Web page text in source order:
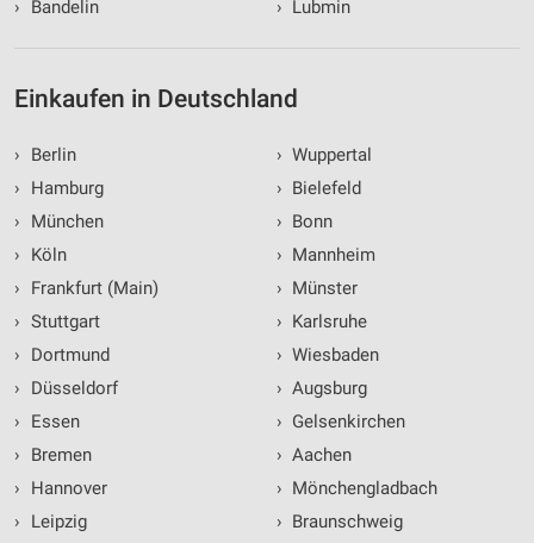
›
Bandelin
› Lubmin
Einkaufen in Deutschland
›
Berlin
›
Hamburg
›
München
›
Köln
›
Frankfurt (Main)
› Stuttgart
›
Dortmund
›
Düsseldorf
›
Essen
›
Bremen
›
Hannover
›
Leipzig
› Wuppertal
› Bielefeld
› Bonn
› Mannheim
› Münster
› Karlsruhe
› Wiesbaden
› Augsburg
› Gelsenkirchen
› Aachen
› Mönchengladbach
› Braunschweig